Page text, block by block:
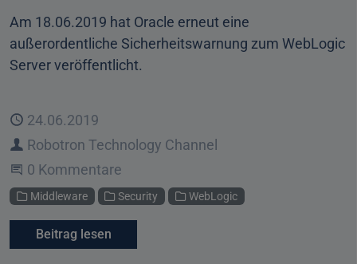
Am 18.06.2019 hat Oracle erneut eine
außerordentliche Sicherheitswarnung zum WebLogic
Server veröffentlicht.
Veröffentlicht
24.06.2019
Autor
Robotron Technology Channel
Beginne eine Unterhaltung
0 Kommentare
Kategorien
Middleware Security WebLogic
Beitrag lesen